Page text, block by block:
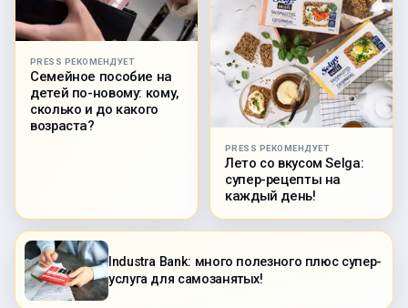
PRESS РЕКОМЕНДУЕТ
Семейное пособие на
детей по-новому: кому,
сколько и до какого
возраста?
PRESS РЕКОМЕНДУЕТ
Лето со вкусом Selga:
супер-рецепты на
каждый день!
Industra Bank: много полезного плюс супер-
услуга для самозанятых!